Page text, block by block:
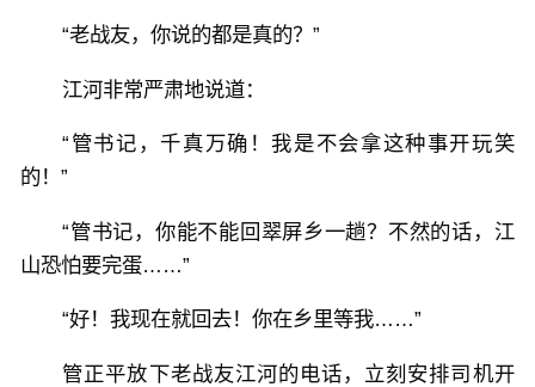
“老战友，你说的都是真的？”
江河非常严肃地说道：
“管书记，千真万确！我是不会拿这种事开玩笑
的！”
“管书记，你能不能回翠屏乡一趟？不然的话，江
山恐怕要完蛋……”
“好！我现在就回去！你在乡里等我……”
管正平放下老战友江河的电话，立刻安排司机开